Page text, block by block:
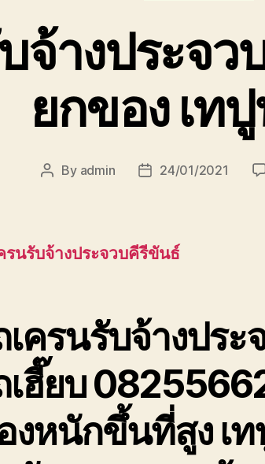
จ้างประจ
ยกของ เท
Post
By admin
Post24/01/2021
รนรับจ้างประจวบคีรีขันธ์
เครนรับจ้างปร
เฮี๊ยบ
งหนักขึ้นที่สูง เท